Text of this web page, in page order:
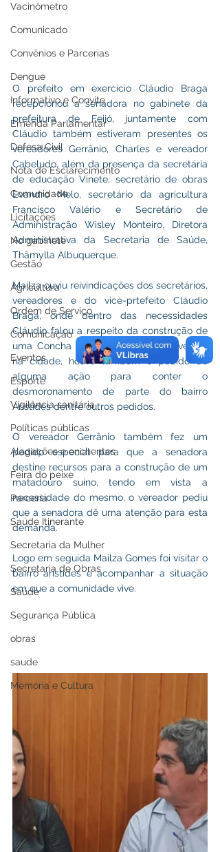
Vacinômetro
Comunicado
Convênios e Parcerias
Dengue
Informativo e Convite
Emenda Parlamentar
Defesa Civil
Nota de Esclarecimento
Comunidade
Licitações
No gabinete
Gestão
Agricultura
Ordem de Serviço
Comunicação
Eventos
Esporte
Vigilância sanitária
Políticas públicas
Alagações e enchentes
Feira do peixe
Parceria
Saúde Itinerante
Secretaria da Mulher
Secretaria de Obras
Saúde
Segurança Pública
obras
saude
Memória e Cultura
O prefeito em exercício Cláudio Braga
recepcionou a senadora no gabinete da
prefeitura de Feijó, juntamente com
Cláudio também estiveram presentes os
vereadores Gerrânio, Charles e vereador
Cabeludo, além da presença da secretária
de educação Vinete, secretário de obras
Evandro Melo, secretário da agricultura
Francisco Valério e Secretário de
Administração Wisley Monteiro, Diretora
Administrativa da Secretaria de Saúde,
Thâmylla Albuquerque.
Mailza ouviu reivindicações dos secretários,
vereadores e do vice-prtefeito Cláudio
Braga, onde dentro das necessidades
Cláudio falou a respeito da construção de
uma Concha Acústica local para eventos
na cidade, houve também o pedido de
alguma ação para conter o
desmoronamento de parte do bairro
Aristides dentre outros pedidos.
O vereador Gerrânio também fez um
pedido especial para que a senadora
destine recursos para a construção de um
matadouro suíno, tendo em vista a
necessidade do mesmo, o vereador pediu
que a senadora dê uma atenção para esta
demanda.
Logo em seguida Mailza Gomes foi visitar o
bairro aristides e acompanhar a situação
em que a comunidade vive.